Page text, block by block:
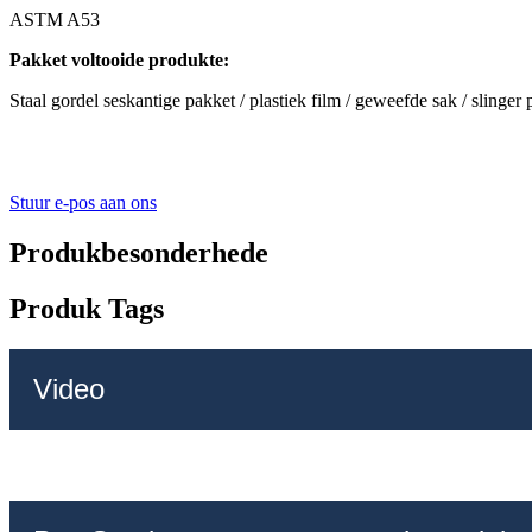
ASTM A53
Pakket voltooide produkte:
Staal gordel seskantige pakket / plastiek film / geweefde sak / slinger
Stuur e-pos aan ons
Produkbesonderhede
Produk Tags
Video